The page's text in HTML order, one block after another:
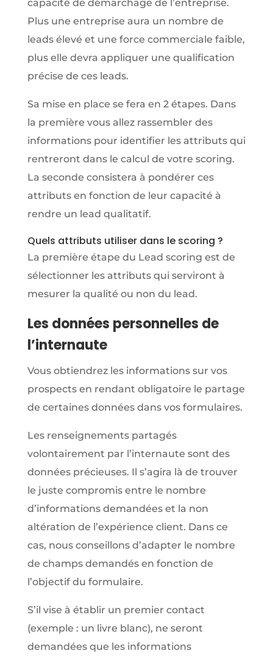
capacité de démarchage de l’entreprise.
Plus une entreprise aura un nombre de
leads élevé et une force commerciale faible,
plus elle devra appliquer une qualification
précise de ces leads.
Sa mise en place se fera en 2 étapes. Dans
la première vous allez rassembler des
informations pour identifier les attributs qui
rentreront dans le calcul de votre scoring.
La seconde consistera à pondérer ces
attributs en fonction de leur capacité à
rendre un lead qualitatif.
Quels attributs utiliser dans le scoring ?
La première étape du Lead scoring est de
sélectionner les attributs qui serviront à
mesurer la qualité ou non du lead.
Les données personnelles de
l’internaute
Vous obtiendrez les informations sur vos
prospects en rendant obligatoire le partage
de certaines données dans vos formulaires.
Les renseignements partagés
volontairement par l’internaute sont des
données précieuses. Il s’agira là de trouver
le juste compromis entre le nombre
d’informations demandées et la non
altération de l’expérience client. Dans ce
cas, nous conseillons d’adapter le nombre
de champs demandés en fonction de
l’objectif du formulaire.
S’il vise à établir un premier contact
(exemple : un livre blanc), ne seront
demandées que les informations